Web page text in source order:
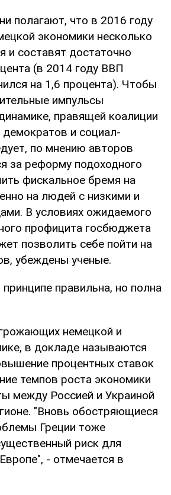
полагают, что в 2016 году
экономики несколько
и составят достаточно
(в 2014 году ВВП
на 1,6 процента). Чтобы
импульсы
правящей коалиции
демократов и социал-
по мнению авторов
за реформу подоходного
фискальное бремя на
на людей с низкими и
В условиях ожидаемого
профицита госбюджета
позволить себе пойти на
убеждены ученые.
правильна, но полна
немецкой и
в докладе называются
процентных ставок
темпов роста экономики
между Россией и Украиной
"Вновь обостряющиеся
Греции тоже
риск для
- отмечается в